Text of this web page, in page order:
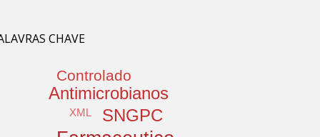
CHAVE
SNGPC
Antimicrobianos
Controlado
XML